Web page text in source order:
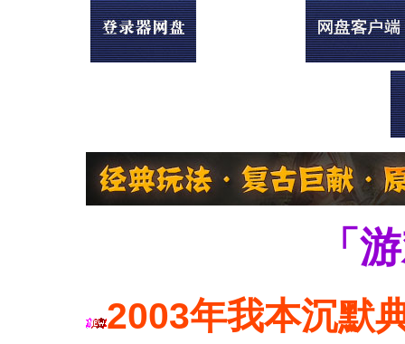
「
2003年我本沉默